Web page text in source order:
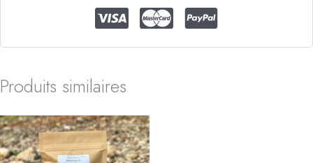
Produits similaires